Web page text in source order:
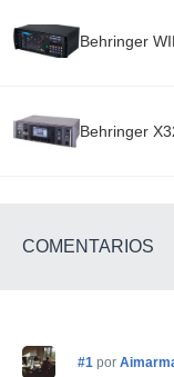
Behringer
Behringer
COMENTARIOS
#1 por